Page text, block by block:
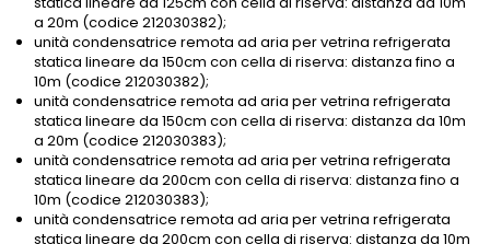
a 20m (codice 212030382);
unità condensatrice remota ad aria per vetrina refrigerata
statica lineare da 150cm con cella di riserva: distanza fino a
10m (codice 212030382);
unità condensatrice remota ad aria per vetrina refrigerata
statica lineare da 150cm con cella di riserva: distanza da 10m
a 20m (codice 212030383);
unità condensatrice remota ad aria per vetrina refrigerata
statica lineare da 200cm con cella di riserva: distanza fino a
10m (codice 212030383);
unità condensatrice remota ad aria per vetrina refrigerata
statica lineare da 200cm con cella di riserva: distanza da 10m